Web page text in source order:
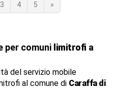
3 4 5 »
per comuni limitrofi a
del servizio mobile
al comune di Caraffa di